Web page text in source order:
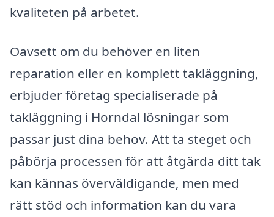
kvaliteten på arbetet.
Oavsett om du behöver en liten
reparation eller en komplett takläggning,
erbjuder företag specialiserade på
takläggning i Horndal lösningar som
passar just dina behov. Att ta steget och
påbörja processen för att åtgärda ditt tak
kan kännas överväldigande, men med
rätt stöd och information kan du vara